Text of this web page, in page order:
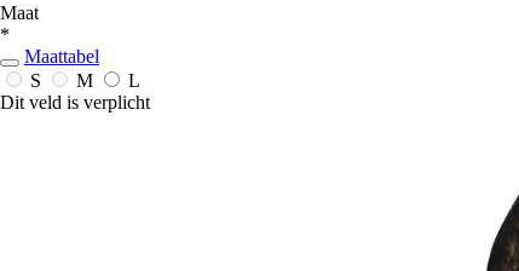
Maat
*
Maattabel
S
M
L
Dit veld is verplicht